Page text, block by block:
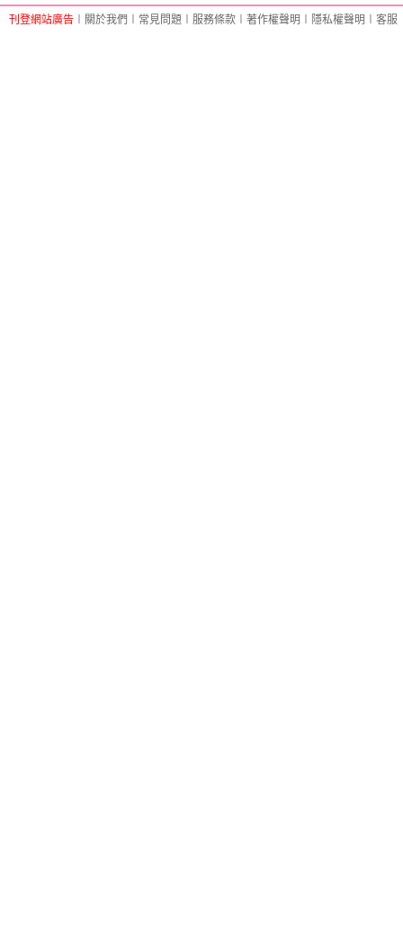
刊登網站廣告 關於我們 常見問題 服務條款 著作權聲明 隱私權聲明 客服